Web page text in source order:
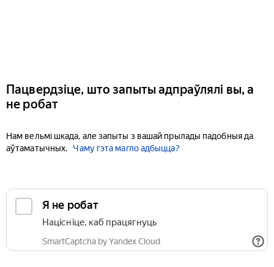
Пацвердзіце, што запыты адпраўлялі вы, а
не робат
Нам вельмі шкада, але запыты з вашай прылады падобныя да
аўтаматычных.
Чаму гэта магло адбыцца?
Я не робат
Націсніце, каб працягнуць
SmartCaptcha by Yandex Cloud